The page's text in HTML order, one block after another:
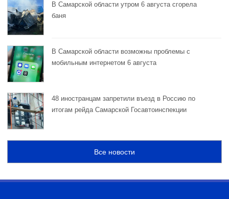
В Самарской области утром 6 августа сгорела
баня
В Самарской области возможны проблемы с
мобильным интернетом 6 августа
48 иностранцам запретили въезд в Россию по
итогам рейда Самарской Госавтоинспекции
Все новости